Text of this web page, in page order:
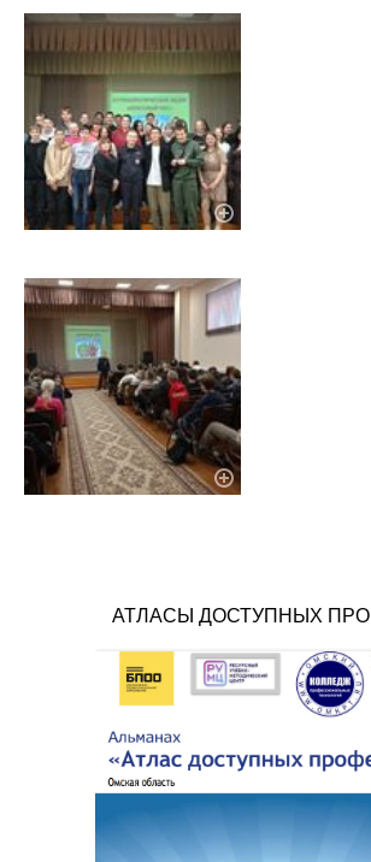
АТЛАСЫ ДОСТУПНЫХ